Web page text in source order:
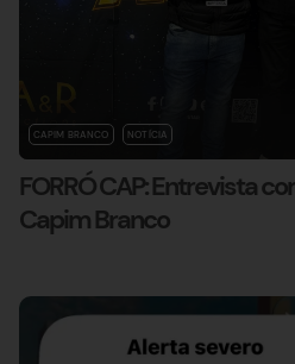
CAPIM BRANCO NOTÍCIA
FORRÓ CAP: Entrevista
Capim Branco